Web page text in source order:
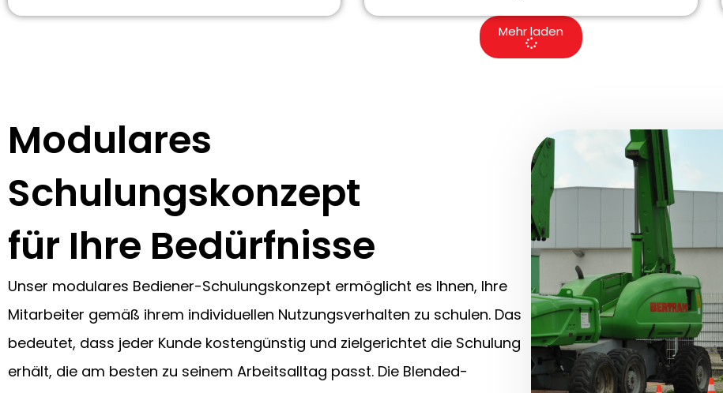
Mehr laden
Modulares
Schulungskonzept
für Ihre Bedürfnisse
Unser modulares Bediener-Schulungskonzept ermöglicht es Ihnen, Ihre
Mitarbeiter gemäß ihrem individuellen Nutzungsverhalten zu schulen. Das
bedeutet, dass jeder Kunde kostengünstig und zielgerichtet die Schulung
erhält, die am besten zu seinem Arbeitsalltag passt. Die Blended-